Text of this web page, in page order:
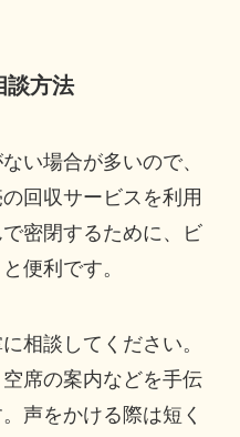
談方法
い場合が多いので、
回収サービスを利用
密閉するために、ビ
便利です。
相談してください。
席の案内などを手伝
声をかける際は短く